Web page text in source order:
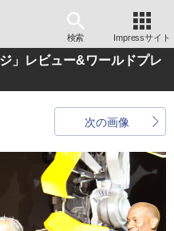
検索 Impressサイト
」レビュー&ワールドプレ
次の画像